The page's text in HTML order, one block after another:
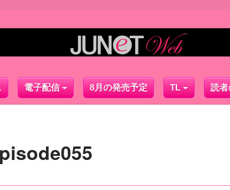
電子配信 8月の発売予定 TL 読